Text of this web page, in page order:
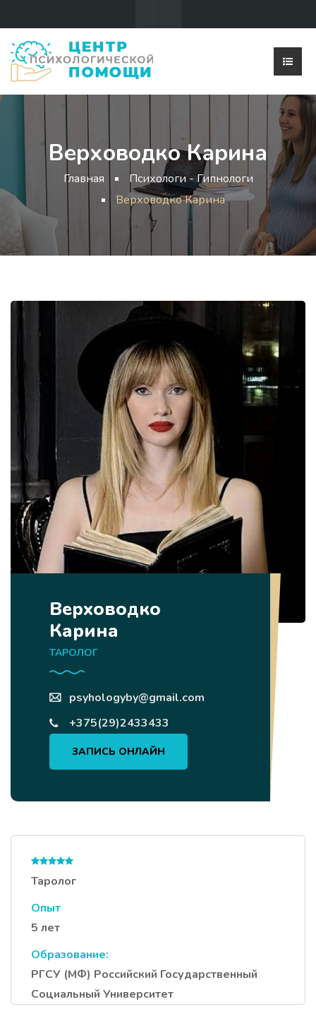
Верховодко Карина
Главная
Психологи - Гипнологи
Верховодко Карина
Верховодко
Карина
ТАРОЛОГ
psyhologyby@gmail.com
+375(29)2433433
ЗАПИСЬ ОНЛАЙН
Таролог
Опыт
5 лет
Образование:
РГСУ (МФ) Российский Государственный
Социальный Университет